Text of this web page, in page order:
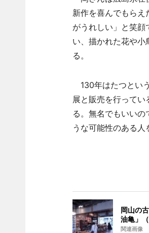
新作を喜んでもら
がうれしい」と笑
い、描かれた花や
る。
130年はたつとい
展と販売を行って
る。無名でもいい
うな可能性のある人
岡山の
油亀」
関連画像